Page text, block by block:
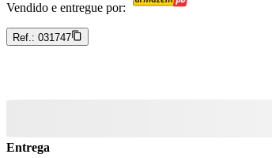
Vendido e entregue por:
Ref.: 031747
Entrega